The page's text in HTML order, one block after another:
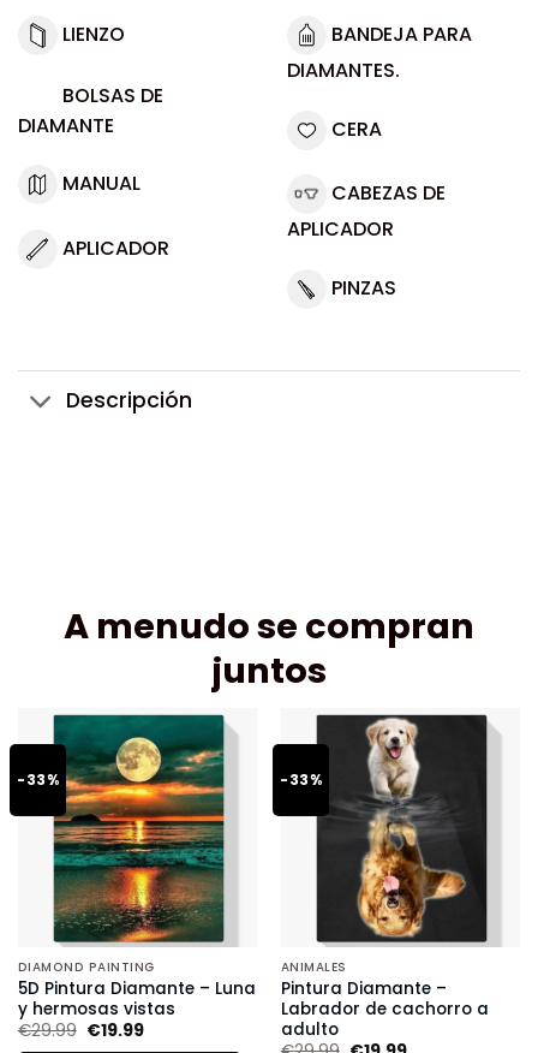
LIENZO
BOLSAS DE
DIAMANTE
MANUAL
APLICADOR
BANDEJA PARA
DIAMANTES.
CERA
CABEZAS DE
APLICADOR
PINZAS
Descripción
A menudo se compran
juntos
-33%
DIAMOND PAINTING
5D Pintura Diamante – Luna
y hermosas vistas
€29.99 €19.99
-33%
ANIMALES
Pintura Diamante –
Labrador de cachorro a
adulto